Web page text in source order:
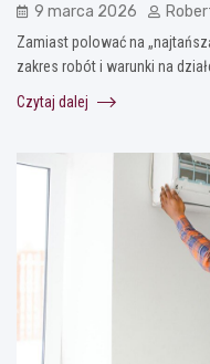
9 marca 2026
Zamiast polować na
zakres robót i warunki na
Czytaj dalej